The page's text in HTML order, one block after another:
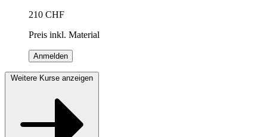
210 CHF
Preis inkl. Material
Anmelden
Weitere Kurse anzeigen